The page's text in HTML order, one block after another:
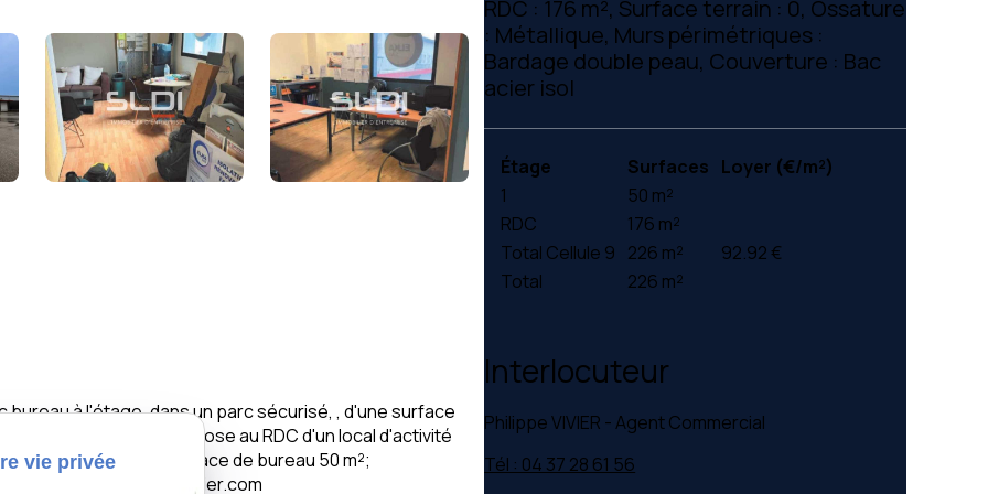
bureau à l'étage ,dans un parc sécurisé, , d'une surface
Le bien se compose au RDC d'un local d'activité
m, A l'étage, une surface de bureau 50 m²;
www.sldi-immobilier.com
RDC : 176 m², Surface terrain : 0, Ossature
: Métallique, Murs périmétriques :
Bardage double peau, Couverture : Bac
acier isol
Étage Surfaces Loyer (€/m²)
1
50 m²
RDC
176 m²
Total Cellule 9 226 m²
92.92 €
Total
226 m²
Interlocuteur
Philippe VIVIER - Agent Commercial
Tél : 04 37 28 61 56
vie privée